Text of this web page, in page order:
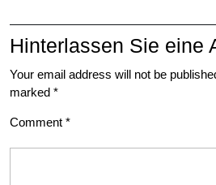
Hinterlassen Sie eine
Your email address will not be
marked *
Comment *